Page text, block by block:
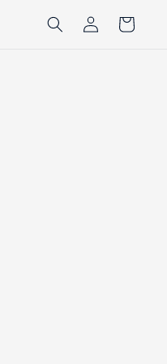
Iniciar
sesión
Carrito